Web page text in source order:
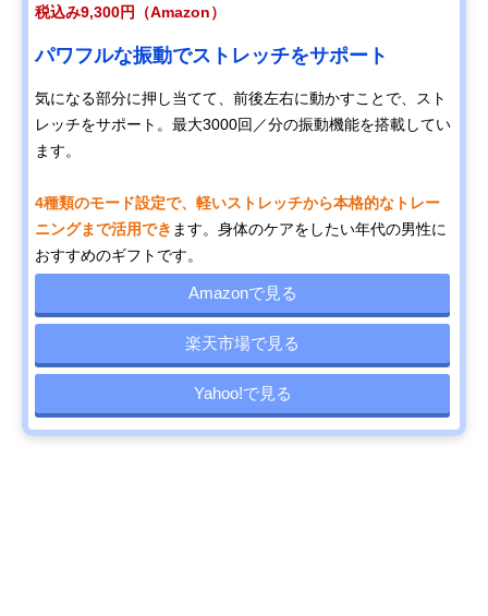
税込み9,300円（Amazon）
パワフルな振動でストレッチをサポート
気になる部分に押し当てて、前後左右に動かすことで、スト
レッチをサポート。最大3000回／分の振動機能を搭載してい
ます。
4種類のモード設定で、軽いストレッチから本格的なトレー
ニングまで活用でき ます。身体のケアをしたい年代の男性に
おすすめのギフトです。
Amazonで見る
楽天市場で見る
Yahoo!で見る